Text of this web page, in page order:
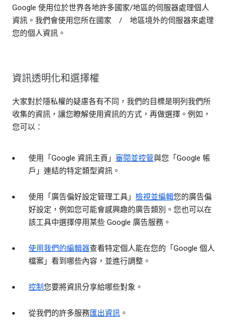
Google 使用位於世界各地許多國家/地區的伺服器處理個人
資訊。我們會使用您所在國家 / 地區境外的伺服器來處理
您的個人資訊。
資訊透明化和選擇權
大家對於隱私權的疑慮各有不同，我們的目標是明列我們所
收集的資訊，讓您瞭解使用資訊的方式，再做選擇。例如，
您可以：
使用「Google 資訊主頁」 審閱並控管與您「Google 帳
戶」連結的特定類型資訊。
使用「廣告偏好設定管理工具」 檢視並編輯您的廣告偏
好設定，例如您可能會感興趣的廣告類別。您也可以在
該工具中選擇停用某些 Google 廣告服務。
使用我們的編輯器查看特定個人能在您的「Google 個人
檔案」看到哪些內容，並進行調整。
控制您要將資訊分享給哪些對象。
從我們的許多服務匯出資訊 。